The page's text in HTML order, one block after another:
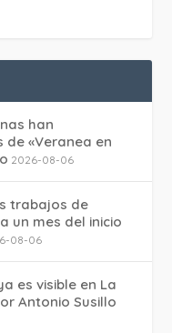
han
«Veranea en
2026-08-06
trabajos de
un mes del inicio
08-06
es visible en La
Antonio Susillo